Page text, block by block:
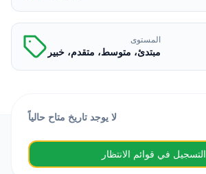
المستوى
مبتدئ، متوسط، متقدم، خبير
لا يوجد تاريخ متاح حالياً
التسجيل في قوائم الانتظار